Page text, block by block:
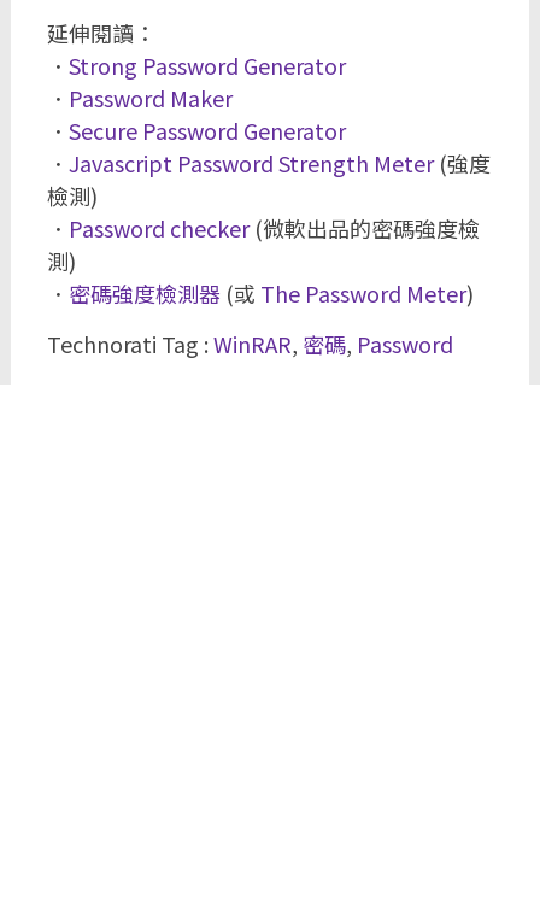
延伸閱讀：
． Strong Password Generator
． Password Maker
． Secure Password Generator
． Javascript Password Strength Meter(強度
檢測)
． Password checker(微軟出品的密碼強度檢
測)
． 密碼強度檢測器 (或 The Password Meter)
Technorati Tag :WinRAR, 密碼, Password